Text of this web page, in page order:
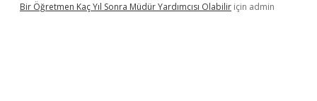
Bir Öğretmen Kaç Yıl Sonra Müdür Yardımcısı Olabilir için admin